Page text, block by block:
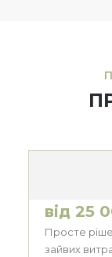
від 25
Просте
зайвих